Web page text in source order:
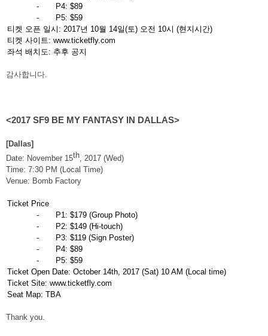
-
P4: $89
-
P5: $59
티켓 오픈 일시 : 2017년 10월 14일(토) 오전 10시 (현지시간)
티켓 사이트 : www.ticketfly.com
좌석 배치도 : 추후 공지
감사합니다
<2017 SF9 BE MY FANTASY IN DALLAS>
[Dallas]
Date: November 15th , 2017 (Wed)
Time: 7:30 PM (Local Time)
Venue: Bomb Factory
Ticket Price
-
P1: $179 (Group Photo)
-
P2: $149 (Hi-touch)
-
P3: $119 (Sign Poster)
-
P4: $89
-
P5: $59
Ticket Open Date: October 14th, 2017 (Sat) 10 AM (Local time)
Ticket Site: www.ticketfly.com
Seat Map: TBA
Thank you.